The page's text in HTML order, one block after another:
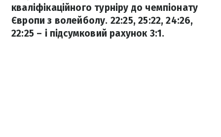
кваліфікаційного турніру до чемпіонату
Європи з волейболу. 22:25, 25:22, 24:26,
22:25 – і підсумковий рахунок 3:1.